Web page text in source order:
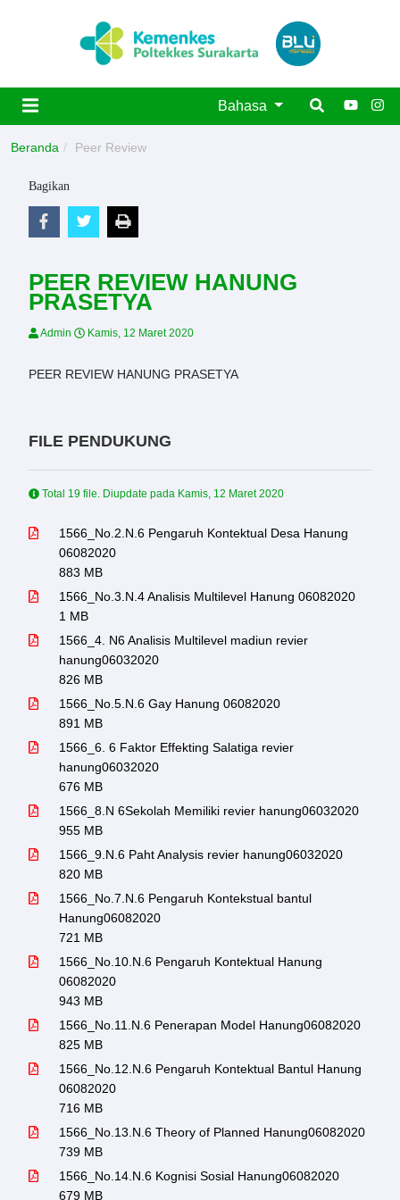
Bahasa
Beranda Peer Review
Bagikan
PEER REVIEW HANUNG
PRASETYA
Admin Kamis, 12 Maret 2020
PEER REVIEW HANUNG PRASETYA
FILE PENDUKUNG
Total 19 file. Diupdate pada Kamis, 12 Maret 2020
1566_No.2.N.6 Pengaruh Kontektual Desa Hanung
06082020
883 MB
1566_No.3.N.4 Analisis Multilevel Hanung 06082020
1 MB
1566_4. N6 Analisis Multilevel madiun revier
hanung06032020
826 MB
1566_No.5.N.6 Gay Hanung 06082020
891 MB
1566_6. 6 Faktor Effekting Salatiga revier
hanung06032020
676 MB
1566_8.N 6Sekolah Memiliki revier hanung06032020
955 MB
1566_9.N.6 Paht Analysis revier hanung06032020
820 MB
1566_No.7.N.6 Pengaruh Kontekstual bantul
Hanung06082020
721 MB
1566_No.10.N.6 Pengaruh Kontektual Hanung
06082020
943 MB
1566_No.11.N.6 Penerapan Model Hanung06082020
825 MB
1566_No.12.N.6 Pengaruh Kontektual Bantul Hanung
06082020
716 MB
1566_No.13.N.6 Theory of Planned Hanung06082020
739 MB
1566_No.14.N.6 Kognisi Sosial Hanung06082020
679 MB